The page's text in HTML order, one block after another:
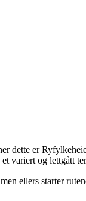
dette er
og lettgått
ellers starter